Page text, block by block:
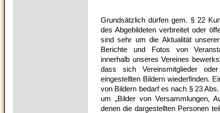
Grundsätzlich dürfen gem. § 22
des Abgebildeten verbreitet oder
sind sehr um die Aktualität
Berichte und Fotos von
innerhalb unseres Vereines
dass sich Vereinsmitglieder
eingestellten Bildern wiederfinden.
von Bildern bedarf es nach § 23
um „Bilder von Versammlungen,
denen die dargestellten Personen